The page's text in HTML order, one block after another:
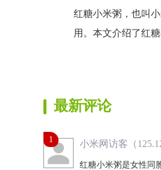
红糖小米粥，也叫
用。本文介绍了红
最新评论
小米网访客（
红糖小米粥是女性同
1